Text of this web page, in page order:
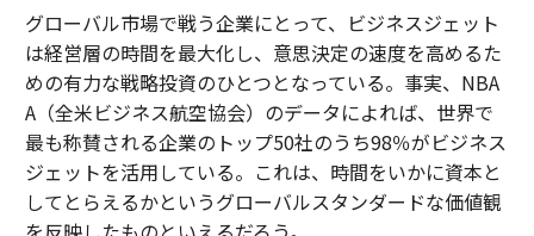
グローバル市場で戦う企業にとって、ビジネスジェット
は経営層の時間を最大化し、意思決定の速度を高めるた
めの有力な戦略投資のひとつとなっている。事実、NBA
A（全米ビジネス航空協会）のデータによれば、世界で
最も称賛される企業のトップ50社のうち98％がビジネス
ジェットを活用している。これは、時間をいかに資本と
してとらえるかというグローバルスタンダードな価値観